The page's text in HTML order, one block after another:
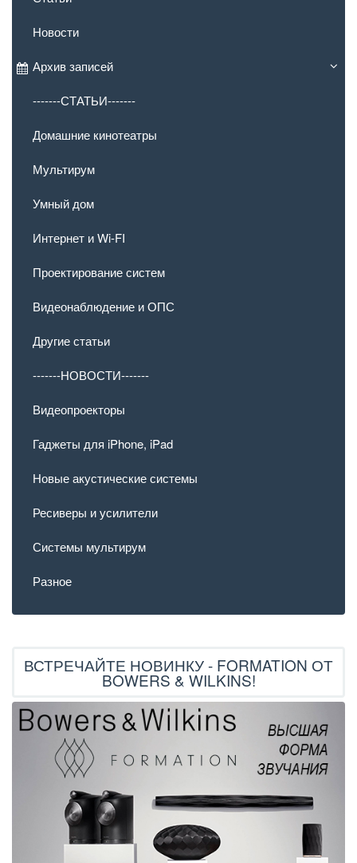
Новости
Архив записей
-------СТАТЬИ-------
Домашние кинотеатры
Мультирум
Умный дом
Интернет и Wi-FI
Проектирование систем
Видеонаблюдение и ОПС
Другие статьи
-------НОВОСТИ-------
Видеопроекторы
Гаджеты для iPhone, iPad
Новые акустические системы
Ресиверы и усилители
Системы мультирум
Разное
ВСТРЕЧАЙТЕ НОВИНКУ - FORMATION ОТ
BOWERS & WILKINS!